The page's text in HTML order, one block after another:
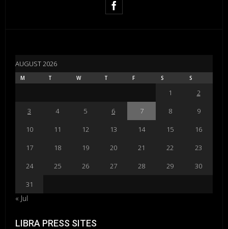
AUGUST 2026
M T W T F S S
1
2
3
4 5 6 7 8
9
10
11 12 13 14 15
16
17
18 19 20 21 22
23
24
25 26 27 28 29
30
31
« Jul
LIBRA PRESS SITES